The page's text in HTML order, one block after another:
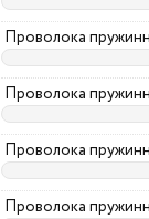
Проволока
Проволока
Проволока
Проволока